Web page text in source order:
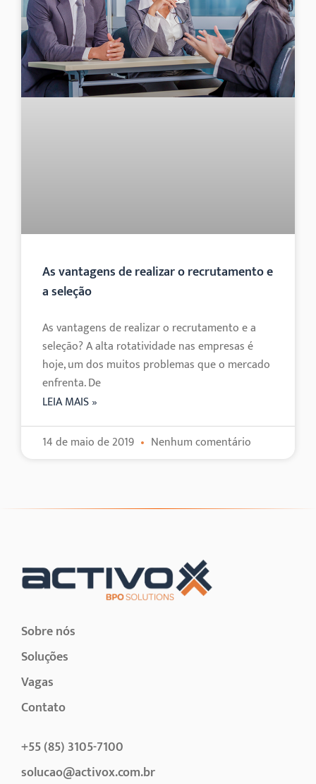
As vantagens de realizar o recrutamento e
a seleção
As vantagens de realizar o recrutamento e a
seleção? A alta rotatividade nas empresas é
hoje, um dos muitos problemas que o mercado
enfrenta. De
LEIA MAIS »
14 de maio de 2019 Nenhum comentário
Sobre nós
Soluções
Vagas
Contato
+55 (85) 3105-7100
solucao@activox.com.br